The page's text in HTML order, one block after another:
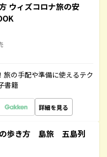
ウィズコロナ旅の安
の手配や準備に使えるテク
書籍
詳細を見る
歩き方 島旅 五島列